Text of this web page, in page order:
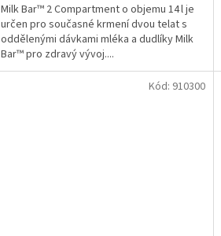
Milk Bar™ 2 Compartment o objemu 14 l je
určen pro současné krmení dvou telat s
oddělenými dávkami mléka a dudlíky Milk
Bar™ pro zdravý vývoj....
Kód: 910300